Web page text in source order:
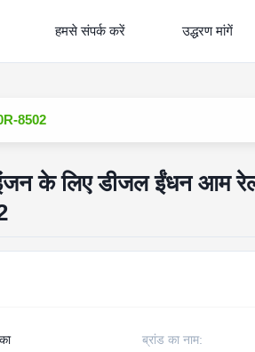
हमसे संपर्क करें उद्धरण मांगें
8502
के लिए डीजल ईंधन आम
ब्रांड का नाम: